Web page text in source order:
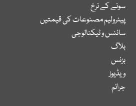
سونے کے نرخ
پیٹرولیم مصنوعات کی قیمتیں
سائنس و ٹیکنالوجی
بلاگ
بزنس
ویڈیوز
جرائم